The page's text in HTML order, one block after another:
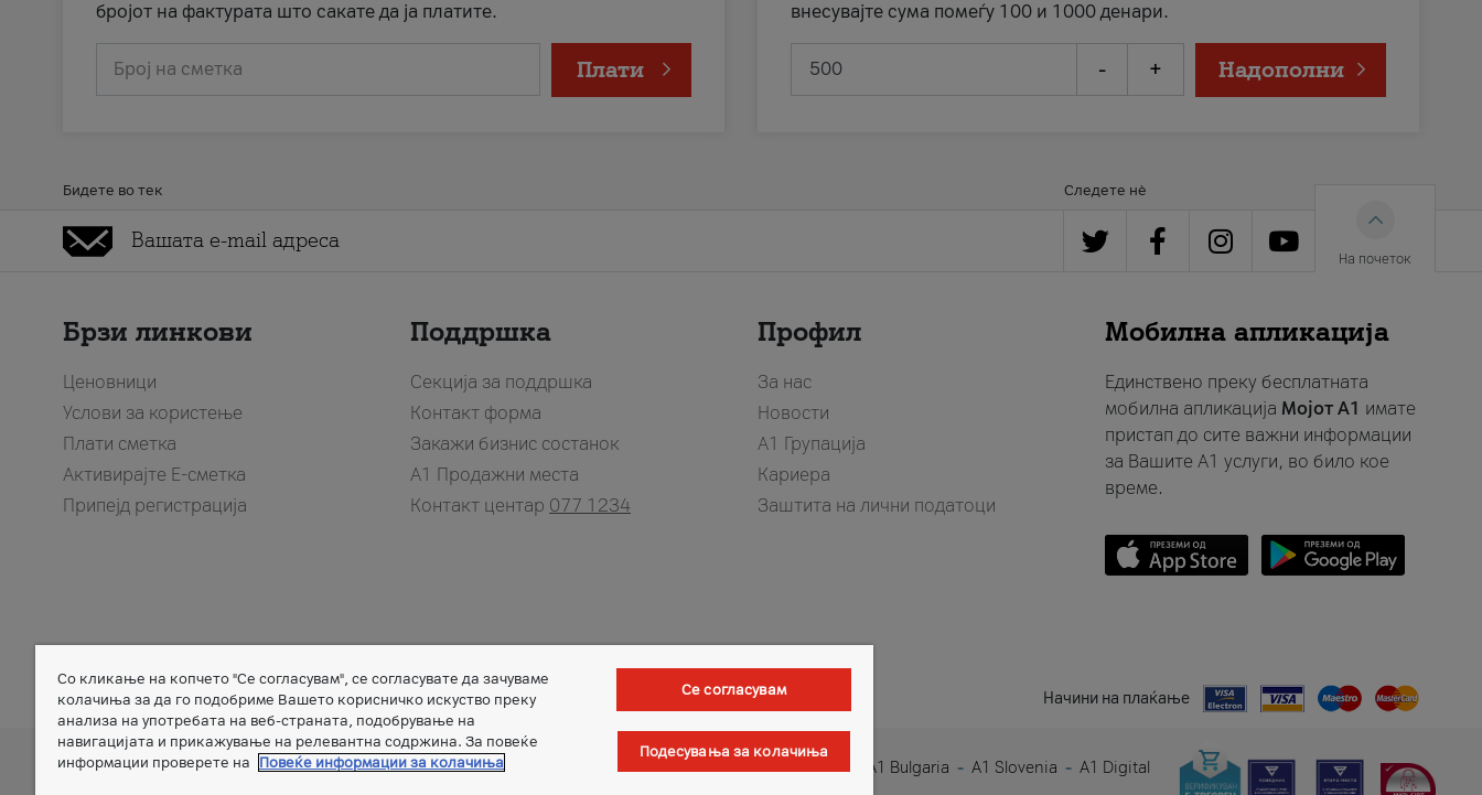
бројот на фактурата што сакате да ја платите.
Број на сметка Плати
внесувајте сума помеѓу 100 и 1000 денари.
- + Надополни
Бидете во тек Следете нè
На почеток
Брзи линкови
Ценовници
Услови за користење
Плати сметка
Активирајте Е-сметка
Припејд регистрација
Поддршка
Секција за поддршка
Контакт форма
Закажи бизнис состанок
A1 Продажни места
Контакт центар 077 1234
Профил
За нас
Новости
А1 Групација
Кариера
Заштита на лични податоци
Мобилна апликација
Единствено преку бесплатната
мобилна апликација Мојот A1 имате
пристап до сите важни информации
за Вашите A1 услуги, во било кое
време.
Member of Начини на плаќање
Дознај повеќе за A1 Telekom Austria Group A1 Austria A1 Croatia A1 Serbia A1 Belarus A1 Bulgaria A1 Slovenia A1 Digital
Со кликање на копчето "Се согласувам", се согласувате да зачуваме
колачиња за да го подобриме Вашето корисничко искуство преку
анализа на употребата на веб-страната, подобрување на
навигацијата и прикажување на релевантна содржина. За повеќе
информации проверете на
Повеќе информации за колачиња
Се согласувам
Подесувања за колачиња